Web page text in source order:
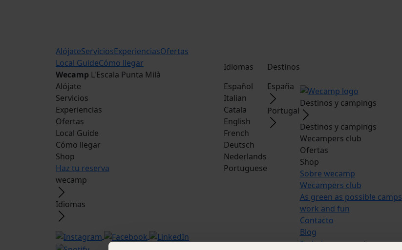
AlójateServiciosExperienciasOfertas
Local GuideCómo llegar
Wecamp L'Escala Punta Milà
Alójate
Servicios
Experiencias
Ofertas
Local Guide
Cómo llegar
Shop
Haz tu reserva
wecamp
Idiomas
Idiomas
Español
Italian
Catala
English
French
Deutsch
Nederlands
Portuguese
Destinos
España
Portugal
Destinos y campings
Destinos y campings
Wecampers club
Ofertas
Shop
Sobre wecamp
Wecampers club
As green as possible camps
work and fun
Contacto
Blog
Trabaja con nosotros